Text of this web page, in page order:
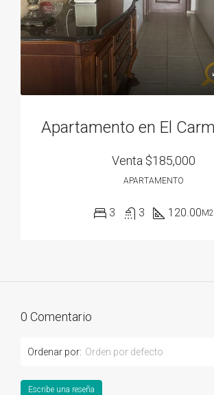
Venta $185,000
APARTAMENTO
3 3 120.00M2
0 Comentario
Ordenar por: Orden por defecto
Escribe una reseña